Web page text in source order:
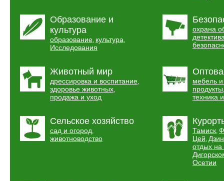
Образование и
культура
образование, культура,
Исследования
охрана
Животный мир
дрессировка и воспитание,
здоровье животных,
продажа и уход
мебель
продукты
техника
Сельское хозяйство
сад и огород,
животноводство
Тамиск,
Цей,
отдых
Осетии